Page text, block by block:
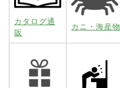
カタログ通
販
カニ・海産物